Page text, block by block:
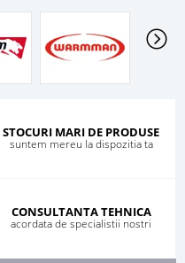
STOCURI MARI DE PRODUSE
suntem mereu la dispozitia ta
CONSULTANTA TEHNICA
acordata de specialistii nostri